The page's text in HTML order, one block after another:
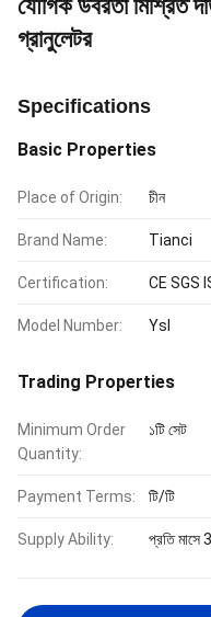
যৌগিক উর্বরতা মিশ্রিত
গ্রানুলেটর
Specifications
Basic Properties
Place of Origin: চীন
Brand Name: Tianci
Certification: CE SGS
Model Number: Ysl
Trading Properties
Minimum Order
Quantity:
১টি সেট
Payment Terms: টি/টি
Supply Ability: প্রতি মাসে